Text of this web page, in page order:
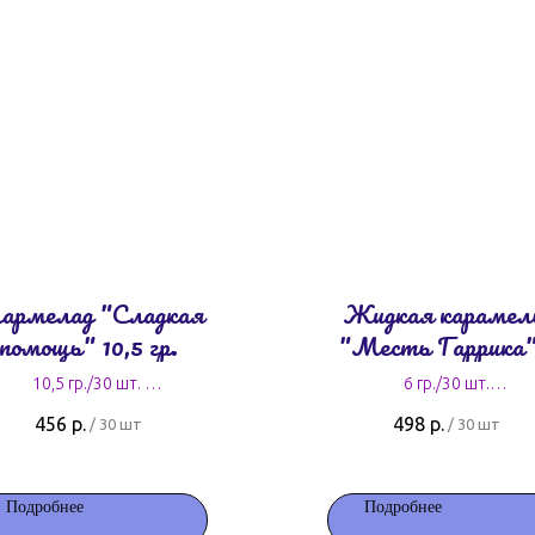
"Сладкая
помощь" 10,5 гр.
10,5 гр./30 шт.
456 р. / 30 шт
Подробнее
Жидкая
"Месть
гр.
6 гр./30 шт.
498 р. / 30 шт
Подробнее